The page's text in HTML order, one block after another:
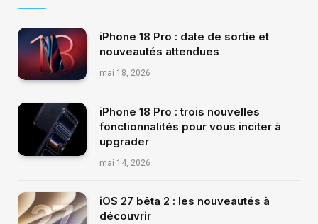
iPhone 18 Pro : date de sortie et
nouveautés attendues
mai 18, 2026
iPhone 18 Pro : trois nouvelles
fonctionnalités pour vous inciter à
upgrader
mai 14, 2026
iOS 27 bêta 2 : les nouveautés à
découvrir